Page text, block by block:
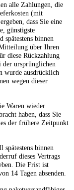
alle Zahlungen, die
(mit
dass Sie eine
günstigste
spätestens binnen
über Ihren
diese Rückzahlung
der ursprünglichen
wurde ausdrücklich
wegen dieser
Waren wieder
haben, dass Sie
der frühere Zeitpunkt
spätestens binnen
dieses Vertrags
Die Frist ist
14 Tagen absenden.